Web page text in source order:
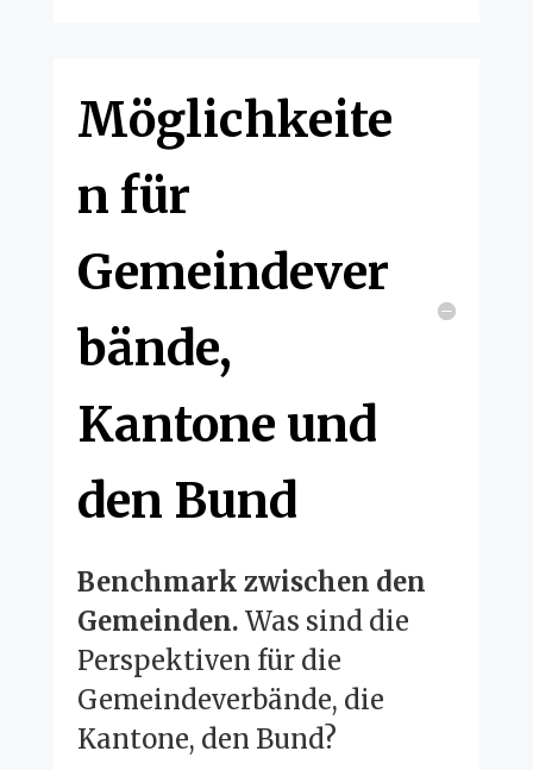
Möglichkeite
n für
Gemeindever
bände,
Kantone und
den Bund
Benchmark zwischen den
Gemeinden. Was sind die
Perspektiven für die
Gemeindeverbände, die
Kantone, den Bund?